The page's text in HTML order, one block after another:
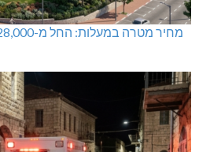
מחיר מטרה במעלות: החל מ-728,000 ₪